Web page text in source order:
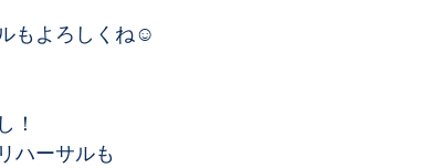
もよろしくね☺️﻿
！﻿
ハーサルも﻿